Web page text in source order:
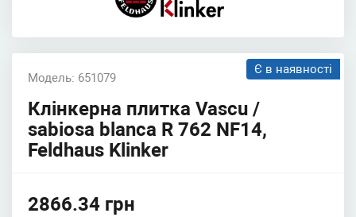
Модель: 651079
Є в наявності
Клінкерна плитка Vascu /
sabiosa blanca R 762 NF14,
Feldhaus Klinker
2866.34 грн